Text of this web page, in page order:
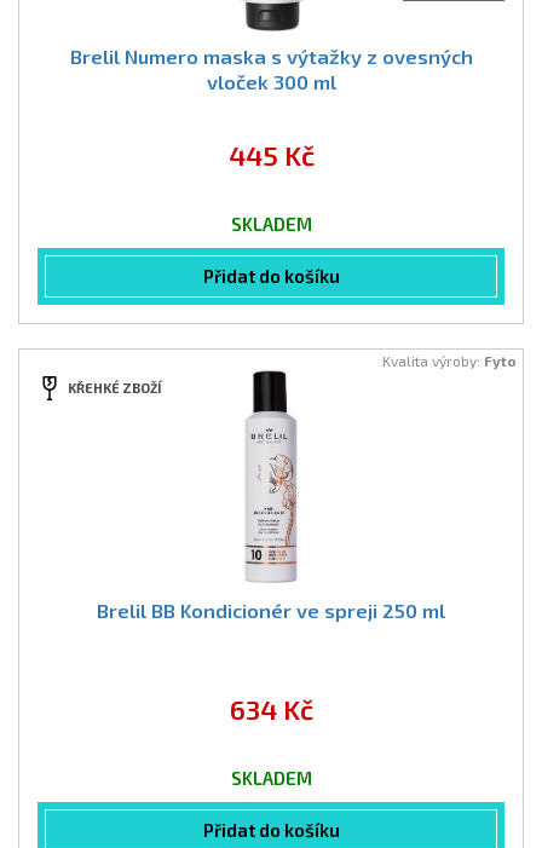
Brelil Numero maska s výtažky z ovesných
vloček 300 ml
445 Kč
SKLADEM
Přidat do košíku
Kvalita výroby: Fyto
KŘEHKÉ ZBOŽÍ
Brelil BB Kondicionér ve spreji 250 ml
634 Kč
SKLADEM
Přidat do košíku